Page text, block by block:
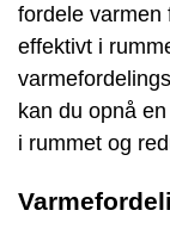
fordele
effektivt i
kan du opnå
i rummet og